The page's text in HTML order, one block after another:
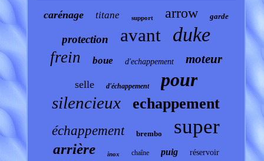
carénage titane support arrow garde
protection avant duke
frein boue d'echappement moteur
selle d'échappement pour
silencieux echappement
échappement brembo super
arrière inox chaîne puig réservoir